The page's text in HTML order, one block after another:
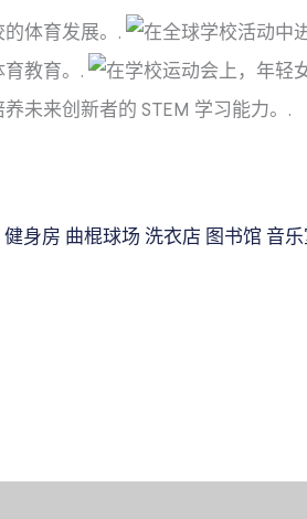
健身房 曲棍球场 洗衣店 图书馆 音乐